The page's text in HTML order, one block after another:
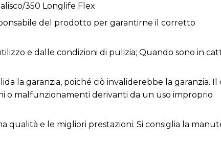
350 Longlife Flex
del prodotto per garantirne il corretto
e dalle condizioni di pulizia; Quando sono in
la garanzia, poiché ciò invaliderebbe la garanzia. Il
o malfunzionamenti derivanti da un uso improprio
qualità e le migliori prestazioni. Si consiglia la